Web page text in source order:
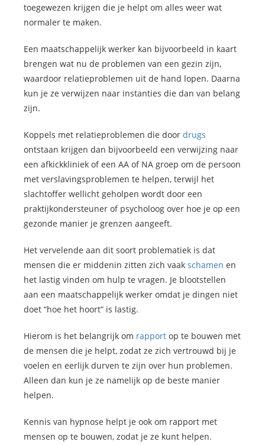
toegewezen krijgen die je helpt om alles weer wat
normaler te maken.
Een maatschappelijk werker kan bijvoorbeeld in kaart
brengen wat nu de problemen van een gezin zijn,
waardoor relatieproblemen uit de hand lopen. Daarna
kun je ze verwijzen naar instanties die dan van belang
zijn.
Koppels met relatieproblemen die door drugs
ontstaan krijgen dan bijvoorbeeld een verwijzing naar
een afkickkliniek of een AA of NA groep om de persoon
met verslavingsproblemen te helpen, terwijl het
slachtoffer wellicht geholpen wordt door een
praktijkondersteuner of psycholoog over hoe je op een
gezonde manier je grenzen aangeeft.
Het vervelende aan dit soort problematiek is dat
mensen die er middenin zitten zich vaak schamen en
het lastig vinden om hulp te vragen. Je blootstellen
aan een maatschappelijk werker omdat je dingen niet
doet “hoe het hoort” is lastig.
Hierom is het belangrijk om rapport op te bouwen met
de mensen die je helpt, zodat ze zich vertrouwd bij je
voelen en eerlijk durven te zijn over hun problemen.
Alleen dan kun je ze namelijk op de beste manier
helpen.
Kennis van hypnose helpt je ook om rapport met
mensen op te bouwen, zodat je ze kunt helpen.